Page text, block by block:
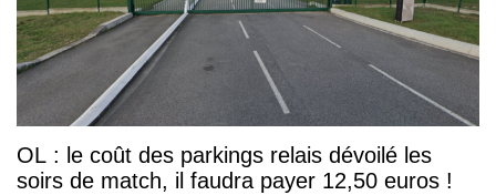
OL : le coût des parkings relais dévoilé les
soirs de match, il faudra payer 12,50 euros !